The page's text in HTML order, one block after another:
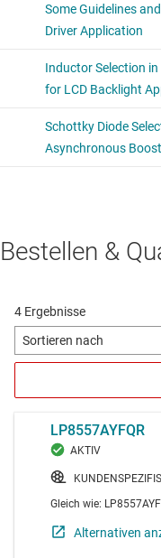
Bestellen &